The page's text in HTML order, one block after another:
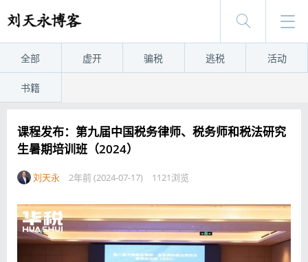
全部 虚开 骗税 逃税 活动
书籍
课程发布：第九届中国税务律师、税务师和税法研究
生暑期培训班（2024）
刘天永 2年前 (2024-07-17) 1121浏览